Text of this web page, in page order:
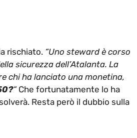
rischiato. “Uno steward è corso
sicurezza dell’Atalanta. La
chi ha lanciato una monetina,
“Che fortunatamente lo ha
Resta però il dubbio sulla